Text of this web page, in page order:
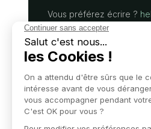
Vous préférez écrire ?